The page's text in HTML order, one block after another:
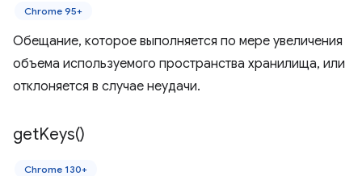
Chrome 95+
Обещание, которое выполняется по мере увеличения
объема используемого пространства хранилища, или
отклоняется в случае неудачи.
getKeys()
Chrome 130+